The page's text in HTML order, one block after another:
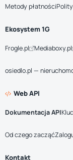
Metody płatności
Ekosystem 1G
Frogle.pl Mediaboxy.pl
osiedlo.pl —
Web API
Dokumentacja API
Od czego zacząć
Kontakt